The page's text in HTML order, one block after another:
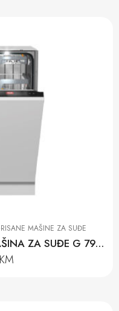
MAŠINE ZA SUĐE
POTPUNO INTEGRISANA MAŠINA ZA SUĐE G 7970 SCVi AUTODOS K20
KM